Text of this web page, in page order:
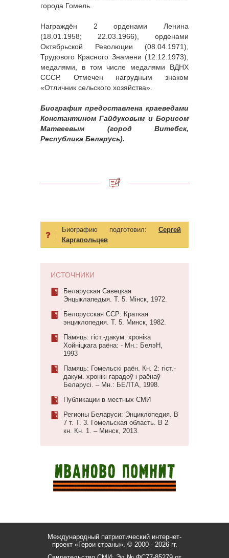
города Гомель.
Награждён 2 орденами Ленина
(18.01.1958; 22.03.1966), орденами
Октябрьской Революции (08.04.1971),
Трудового Красного Знамени (12.12.1973),
медалями, в том числе медалями ВДНХ
СССР. Отмечен нагрудным знаком
«Отличник сельского хозяйства».
Биография предоставлена краеведами
Константином Гайдуковым и Борисом
Матвеевым (город Витебск,
Республика Беларусь).
Биографию подготовил: Сергей
Каргапольцев
ИСТОЧНИКИ
Беларуская Савецкая
Энцыклапедыя. Т. 5. Мінск, 1972.
Белорусская ССР: Краткая
энциклопедия. Т. 5. Минск, 1982.
Памяць: гіст.-дакум. хроніка
Хойніцкага раёна: - Мн.: БелэН,
1993
Памяць: Гомельскі раён. Кн. 2: гіст.-
дакум. хронікі гарадоў і раёнаў
Беларусі. – Мн.: БЕЛТА, 1998.
Публикации в местных СМИ
Регионы Беларуси: Энциклопедия. В
7 т. Т. 3. Гомельская область. В 2
кн. Кн. 1. – Минск, 2013.
Международный патриотический интернет-
проект «Герои страны». © 2000 - 2026 гг.